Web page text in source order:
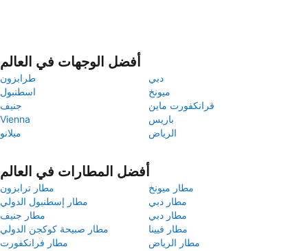
أفضل الوجهات في العالم
طرابزون
دبي
اسطنبول
ميونخ
جنيف
فرانكفورت ماين
Vienna
باريس
ميلانو
الرياض
أفضل المطارات في العالم
مطار ترابزون
مطار ميونخ
مطار إسطنبول الدولي
مطار دبي
مطار جنيف
مطار دبي
مطار صبيحة كوكجن الدولي
مطار فيينا
مطار فرانكفورت
مطار الرياض